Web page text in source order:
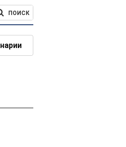
ПОИСК